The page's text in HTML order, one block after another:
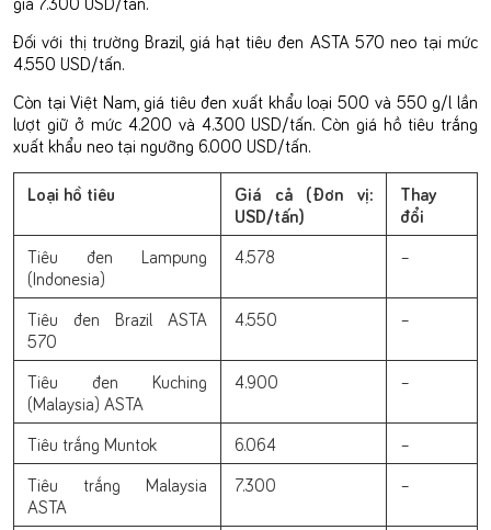
Đối với thị trường Brazil, giá hạt tiêu đen ASTA 570 neo tại mức
4.550 USD/tấn.
Còn tại Việt Nam, giá tiêu đen xuất khẩu loại 500 và 550 g/l lần
lượt giữ ở mức 4.200 và 4.300 USD/tấn. Còn giá hồ tiêu trắng
xuất khẩu neo tại ngưỡng 6.000 USD/tấn.
Loại hồ tiêu
Giá cả (Đơn vị:
USD/tấn)
Thay
đổi
Tiêu đen Lampung
(Indonesia)
4.578 –
Tiêu đen Brazil ASTA
570
4.550 –
Tiêu đen Kuching
(Malaysia) ASTA
4.900 –
Tiêu trắng Muntok 6.064
–
Tiêu trắng Malaysia
ASTA
7.300 –